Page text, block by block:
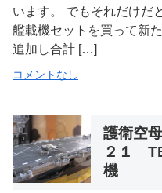
います。 でもそれだけだ
艦載機セットを買って新
追加し合計 […]
コメントなし
護衛空
２１
機